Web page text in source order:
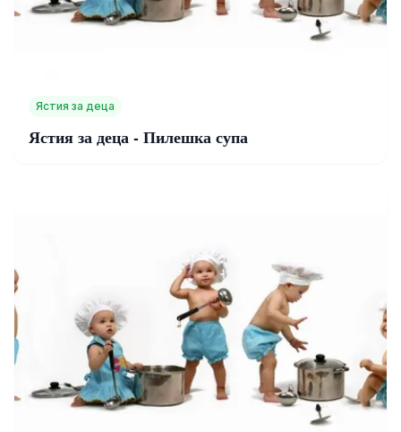
Ястия за деца
Ястия за деца - Пилешка супа